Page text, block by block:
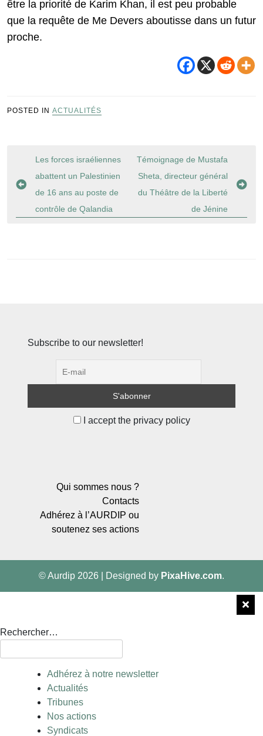
être la priorité de Karim Khan, il est peu probable
que la requête de Me Devers aboutisse dans un futur
proche.
POSTED IN ACTUALITÉS
Navigation
de
l’article
Les forces israéliennes
abattent un Palestinien
de 16 ans au poste de
contrôle de Qalandia
Témoignage de Mustafa
Sheta, directeur général
du Théâtre de la Liberté
de Jénine
Subscribe to our newsletter!
I accept the privacy policy
Qui sommes nous ?
Contacts
Adhérez à l’AURDIP ou
soutenez ses actions
© Aurdip 2026 Designed by PixaHive.com.
Rechercher…
Adhérez à notre newsletter
Actualités
Tribunes
Nos actions
Syndicats